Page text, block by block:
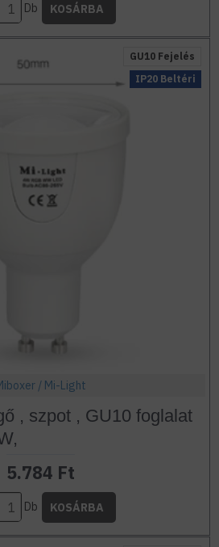
Db KOSÁRBA
GU10 Fejelés
IP20 Beltéri
/ Mi-Light
, szpot , GU10 foglalat
5.784 Ft
Db KOSÁRBA